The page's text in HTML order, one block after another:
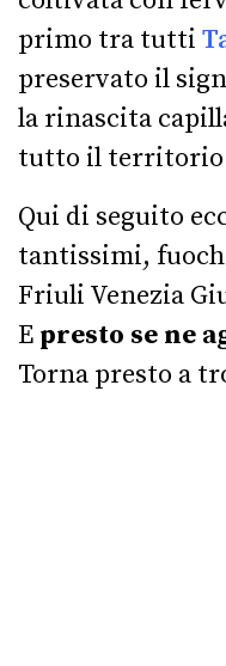
primo tra tutti
preservato il
la rinascita
tutto il territorio
Qui di seguito
tantissimi,
Friuli Venezia
E presto se ne
Torna presto a